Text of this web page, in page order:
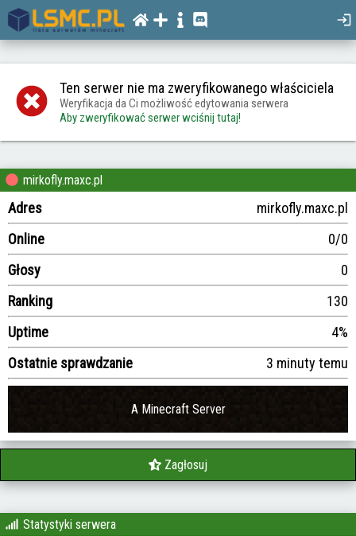
Ten serwer nie ma zweryfikowanego właściciela
Weryfikacja da Ci możliwość edytowania serwera
Aby zweryfikować serwer wciśnij tutaj!
mirkofly.maxc.pl
Adres
mirkofly.maxc.pl
Online
0/0
Głosy
0
Ranking
130
Uptime
4%
Ostatnie sprawdzanie
3 minuty temu
A Minecraft Server
Zagłosuj
Statystyki serwera